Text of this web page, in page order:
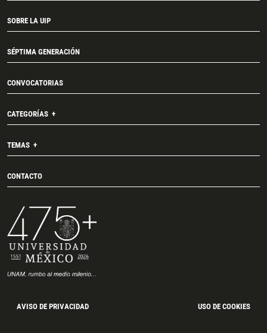
SOBRE LA UIP
SÉPTIMA GENERACIÓN
CONVOCATORIAS
CATEGORÍAS
TEMAS
CONTACTO
AVISO DE PRIVACIDAD USO DE COOKIES